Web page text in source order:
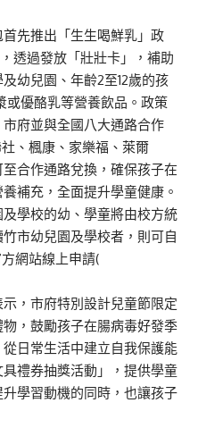
先推出「生生喝鮮乳」政
透過發放「壯壯卡」，補助
幼兒園、年齡2至12歲的孩
或優酪乳等營養飲品。政策
府並與全國八大通路合作
社、楓康、家樂福、萊爾
合作通路兌換，確保孩子在
補充，全面提升學童健康。
學校的幼、學童將由校方統
市幼兒園及學校者，則可自
網站線上申請(
，市府特別設計兒童節限定
，鼓勵孩子在腸病毒好發季
日常生活中建立自我保護能
禮券抽獎活動」，提供學童
學習動機的同時，也讓孩子